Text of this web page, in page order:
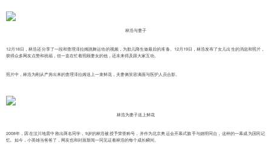
林浩与妻子
12月18日，林浩还分享了一段和查理泽拉姆跳舞运动的视频，为胎儿降生做最后的准备。12月19日，林浩发布了女儿出生的消息和照片，
获得众多网友点赞和祝福，但一直在忙着照顾妻女的他，还未来得及跟大家互动。
照片中，林浩为刚从产房出来的查理泽拉姆送上一束鲜花，夫妻俩笑容满面与医护人员合影。
林浩为妻子送上鲜花
2008年，因在汶川地震中救出两名同学，9岁的林浩被授予荣誉称号，并作为北京奥运会开幕式旗手与姚明同台，这样的一幕成为国民记
忆。如今，小英雄当爸爸了，网友也和封面新闻一同见证着林浩的每个成长瞬间。